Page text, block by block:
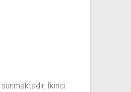
sunmaktadır. İkinci